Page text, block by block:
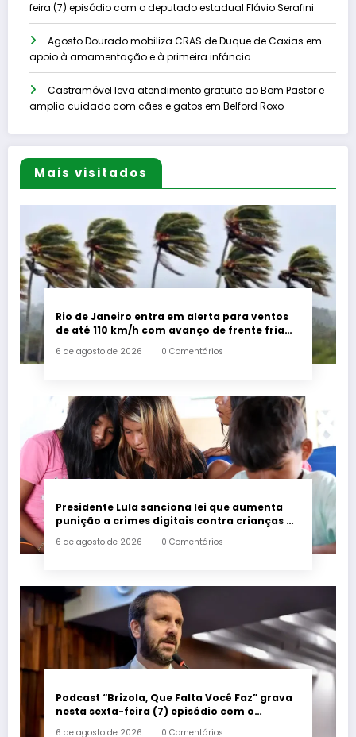
feira (7) episódio com o deputado estadual Flávio Serafini
Agosto Dourado mobiliza CRAS de Duque de Caxias em
apoio à amamentação e à primeira infância
Castramóvel leva atendimento gratuito ao Bom Pastor e
amplia cuidado com cães e gatos em Belford Roxo
Mais visitados
Rio de Janeiro entra em alerta para ventos
de até 110 km/h com avanço de frente fria
6 de agosto de 2026 0 Comentários
Presidente Lula sanciona lei que aumenta
punição a crimes digitais contra crianças é
6 de agosto de 2026 0 Comentários
Podcast “Brizola, Que Falta Você Faz” grava
nesta sexta-feira (7) episódio com o
6 de agosto de 2026 0 Comentários